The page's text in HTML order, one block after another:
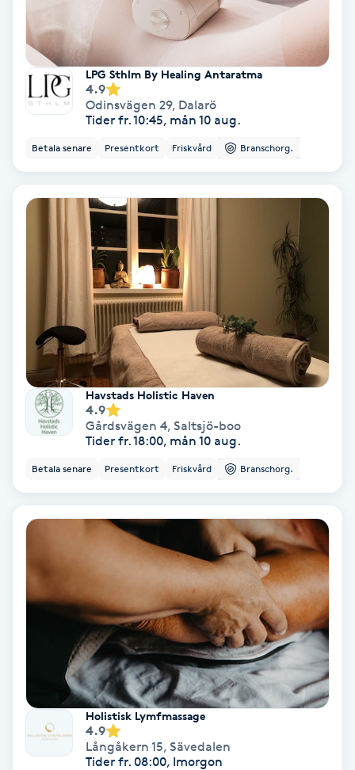
Mixfransar
Nagelförlängning
Nagelförlängning akryl
Nagelförlängning gelé
Nagelförlängning glasfiber
Nagelförlängning silke
Nagelförstärkning
Nagelklippning
Nagelsvamp
Nageltrång
Naglar borttagning
Naglar reparation
Navelpiercing
NBE-massage
LPG Sthlm By Healing Antaratma
4.9
Odinsvägen 29, Dalarö
Tider fr. 10:45, mån 10 aug.
Betala senare Presentkort Friskvård Branschorg.
Havstads Holistic Haven
4.9
Gårdsvägen 4, Saltsjö-boo
Tider fr. 18:00, mån 10 aug.
Betala senare Presentkort Friskvård Branschorg.
Holistisk Lymfmassage
4.9
Långåkern 15, Sävedalen
Tider fr. 08:00, Imorgon